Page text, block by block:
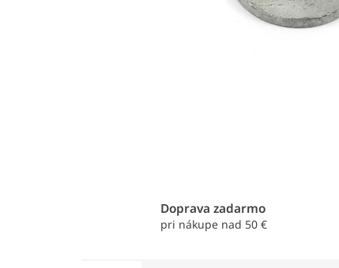
Doprava zadarmo
pri nákupe nad 50 €